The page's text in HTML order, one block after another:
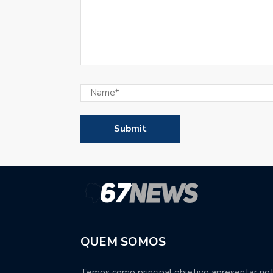
QUEM SOMOS